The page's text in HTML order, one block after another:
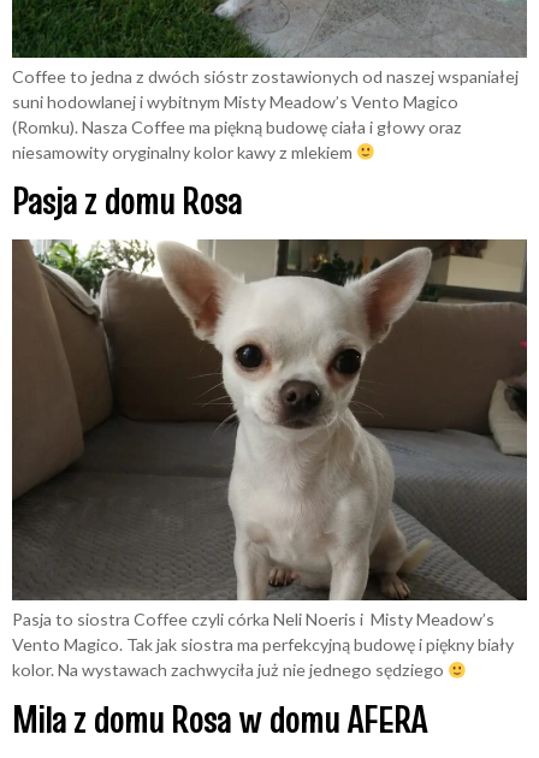
Coffee to jedna z dwóch sióstr zostawionych od naszej wspaniałej
suni hodowlanej i wybitnym Misty Meadow’s Vento Magico
(Romku). Nasza Coffee ma piękną budowę ciała i głowy oraz
niesamowity oryginalny kolor kawy z mlekiem
Pasja z domu Rosa
Pasja to siostra Coffee czyli córka Neli Noeris i Misty Meadow’s
Vento Magico. Tak jak siostra ma perfekcyjną budowę i piękny biały
kolor. Na wystawach zachwyciła już nie jednego sędziego
Mila z domu Rosa w domu AFERA